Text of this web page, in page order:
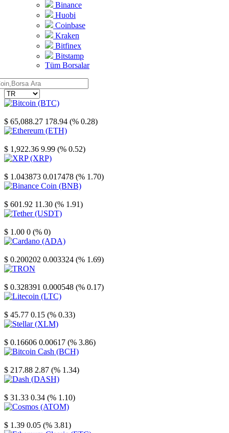
Binance
Huobi
Coinbase
Kraken
Bitfinex
Bitstamp
Tüm Borsalar
$ 65,088.27 178.94 (% 0.28)
$ 1,922.36 9.99 (% 0.52)
$ 1.043873 0.017478 (% 1.70)
$ 601.92 11.30 (% 1.91)
$ 1.00 0 (% 0)
$ 0.200202 0.003324 (% 1.69)
$ 0.328391 0.000548 (% 0.17)
$ 45.77 0.15 (% 0.33)
$ 0.16606 0.00617 (% 3.86)
$ 217.88 2.87 (% 1.34)
$ 31.33 0.34 (% 1.10)
$ 1.39 0.05 (% 3.81)